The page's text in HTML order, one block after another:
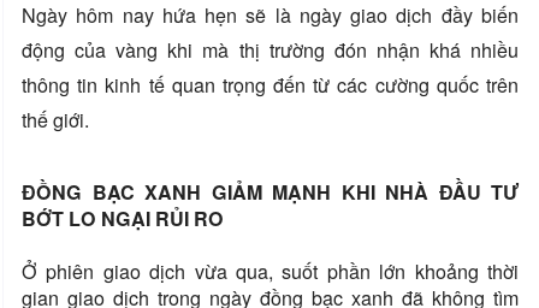
Ngày hôm nay hứa hẹn sẽ là ngày giao dịch đầy biến
động của vàng khi mà thị trường đón nhận khá nhiều
thông tin kinh tế quan trọng đến từ các cường quốc trên
thế giới.
ĐỒNG BẠC XANH GIẢM MẠNH KHI NHÀ ĐẦU TƯ
BỚT LO NGẠI RỦI RO
Ở phiên giao dịch vừa qua, suốt phần lớn khoảng thời
gian giao dịch trong ngày đồng bạc xanh đã không tìm